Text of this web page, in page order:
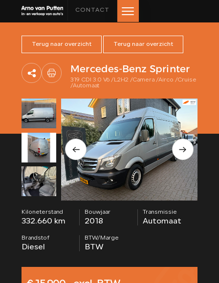
CONTACT
HOME
AANBOD
LEASE AANBOD
DIENSTEN
VERKOCHT
OVER ONS
BEOORDELINGEN
CONTACT
Terug naar overzicht Terug naar overzicht
Mercedes-Benz Sprinter
319 CDI 3.0 V6 /L2H2 /Camera /Airco /Cruise
/Automaat
Kiloneterstand
332.660 km
Bouwjaar
2018
Transmissie
Automaat
Brandstof
Diesel
BTW/Marge
BTW